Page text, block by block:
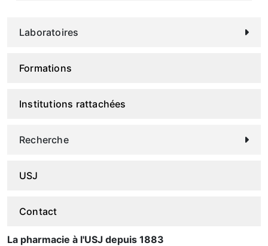
Laboratoires
Formations
Institutions rattachées
Recherche
USJ
Contact
La pharmacie à l'USJ depuis 1883